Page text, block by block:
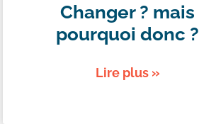
Changer ? mais
pourquoi donc ?
Lire plus »